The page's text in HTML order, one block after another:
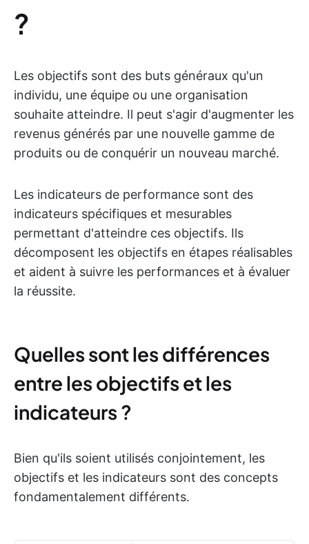
?
Les objectifs sont des buts généraux qu'un
individu, une équipe ou une organisation
souhaite atteindre. Il peut s'agir d'augmenter les
revenus générés par une nouvelle gamme de
produits ou de conquérir un nouveau marché.
Les indicateurs de performance sont des
indicateurs spécifiques et mesurables
permettant d'atteindre ces objectifs. Ils
décomposent les objectifs en étapes réalisables
et aident à suivre les performances et à évaluer
la réussite.
Quelles sont les différences
entre les objectifs et les
indicateurs ?
Bien qu'ils soient utilisés conjointement, les
objectifs et les indicateurs sont des concepts
fondamentalement différents.